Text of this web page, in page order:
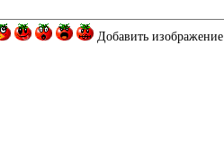
Добавить изображение